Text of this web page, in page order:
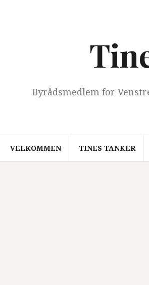
Byrådsmedlem for
VELKOMMEN TINES TANKER